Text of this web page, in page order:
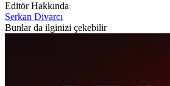
Editör Hakkında
Serkan Divarcı
Bunlar da ilginizi çekebilir